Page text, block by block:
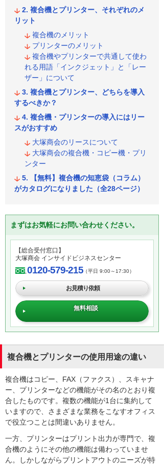
複合機とプリンター、それぞれのメ
リット
複合機のメリット
プリンターのメリット
複合機やプリンターで共通して使わ
れる用語「インクジェット」と「レー
ザー」について
複合機とプリンター、どちらを導入
するべきか？
複合機・プリンターの導入にはリー
スがおすすめ
大塚商会のリースについて
大塚商会の複合機・コピー機・プリ
ンター
【無料】複合機の知恵袋（コラム）
がカタログになりました（全28ページ）
まずはお気軽にお問い合わせください。
【総合受付窓口】
大塚商会 インサイドビジネスセンター
0120-579-215（平日 9:00～17:30）
お見積り依頼
無料相談
複合機とプリンターの使用用途の違い
複合機はコピー、FAX（ファクス）、スキャナ
ー、プリンターなどの機能がその名のとおり複
合したものです。複数の機能が1台に集約して
いますので、さまざまな業務をこなすオフィス
で役立つことは間違いありません。
一方、プリンターはプリント出力が専門で、複
合機のようにその他の機能は備わっていませ
ん。しかしながらプリントアウトのニーズが特